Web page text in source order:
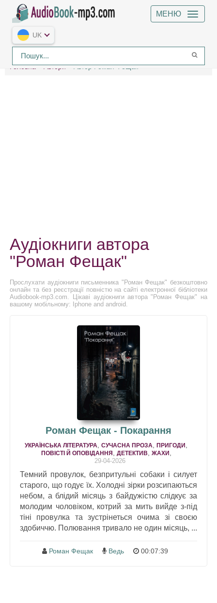
МЕНЮ
UK
Головна Автори Автор Роман Фещак
Аудіокниги автора
"Роман Фещак"
Прослухати аудіокниги письменника "Роман Фещак" безкоштовно
онлайн та без реєстрації повністю на сайті електронної бібліотеки
Audiobook-mp3.com. Цікаві аудіокниги автора "Роман Фещак" на
вашому мобільному: Iphone and android.
Роман Фещак - Покарання
УКРАЇНСЬКА ЛІТЕРАТУРА СУЧАСНА ПРОЗА ПРИГОДИ
ПОВІСТІ Й ОПОВІДАННЯ ДЕТЕКТИВ ЖАХИ
29-04-2026
Темний провулок, безпритульні собаки і силует
старого, що годує їх. Холодні зірки розсипаються
небом, а блідий місяць з байдужістю слідкує за
молодим чоловіком, котрий за мить вийде з-під
тіні провулка та зустрінеться очима зі своєю
здобиччю. Полювання тривало не один місяць, ...
Роман Фещак Ведь 00:07:39